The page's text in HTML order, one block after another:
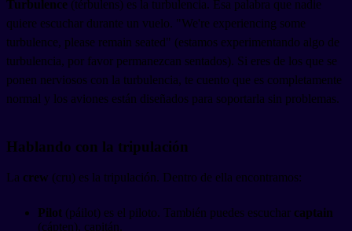
Turbulence (térbulens) es la turbulencia. Esa palabra que nadie
quiere escuchar durante un vuelo. "We're experiencing some
turbulence, please remain seated" (estamos experimentando algo de
turbulencia, por favor permanezcan sentados). Si eres de los que se
ponen nerviosos con la turbulencia, te cuento que es completamente
normal y los aviones están diseñados para soportarla sin problemas.
Hablando con la tripulación
La crew (cru) es la tripulación. Dentro de ella encontramos:
Pilot (páilot) es el piloto. También puedes escuchar captain
(cápten), capitán.